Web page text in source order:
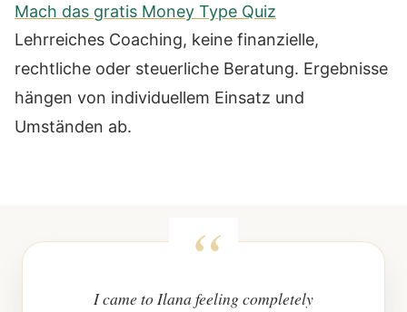
Mach das gratis Money Type Quiz
Lehrreiches Coaching, keine finanzielle,
rechtliche oder steuerliche Beratung. Ergebnisse
hängen von individuellem Einsatz und
Umständen ab.
I came to Ilana feeling completely